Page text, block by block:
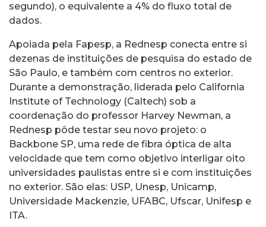
segundo), o equivalente a 4% do fluxo total de
dados.
Apoiada pela Fapesp, a Rednesp conecta entre si
dezenas de instituições de pesquisa do estado de
São Paulo, e também com centros no exterior.
Durante a demonstração, liderada pelo California
Institute of Technology (Caltech) sob a
coordenação do professor Harvey Newman, a
Rednesp pôde testar seu novo projeto: o
Backbone SP, uma rede de fibra óptica de alta
velocidade que tem como objetivo interligar oito
universidades paulistas entre si e com instituições
no exterior. São elas: USP, Unesp, Unicamp,
Universidade Mackenzie, UFABC, Ufscar, Unifesp e
ITA.